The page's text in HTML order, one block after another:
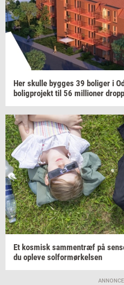
Her skul­le byg­ges 39 bo­li­ger i
bo­lig­pro­jekt til 56 mil­li­o­ner
Et kos­misk sam­men­træf på
du op­le­ve sol­for­mør­kel­sen
ANNONCE